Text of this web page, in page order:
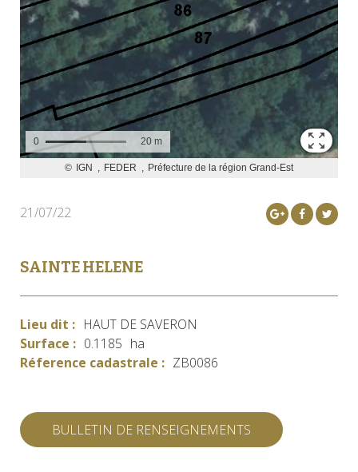
21/07/22
SAINTE HELENE
Lieu dit : HAUT DE SAVERON
Surface : 0.1185 ha
Réference cadastrale : ZB0086
BULLETIN DE RENSEIGNEMENTS